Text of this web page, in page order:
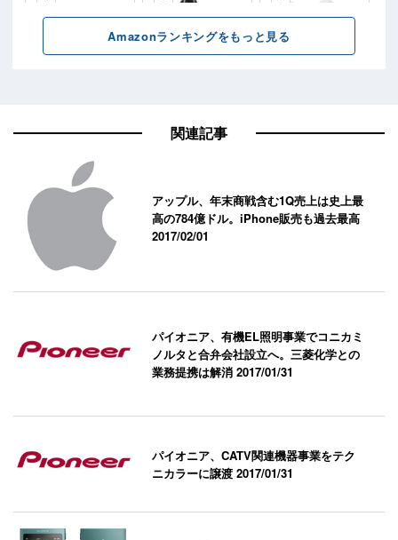
関連記事
アップル、年末商戦含む1Q売上は史上最
高の784億ドル。iPhone販売も過去最高
2017/02/01
パイオニア、有機EL照明事業でコニカミ
ノルタと合弁会社設立へ。三菱化学との
業務提携は解消2017/01/31
パイオニア、CATV関連機器事業をテク
ニカラーに譲渡2017/01/31